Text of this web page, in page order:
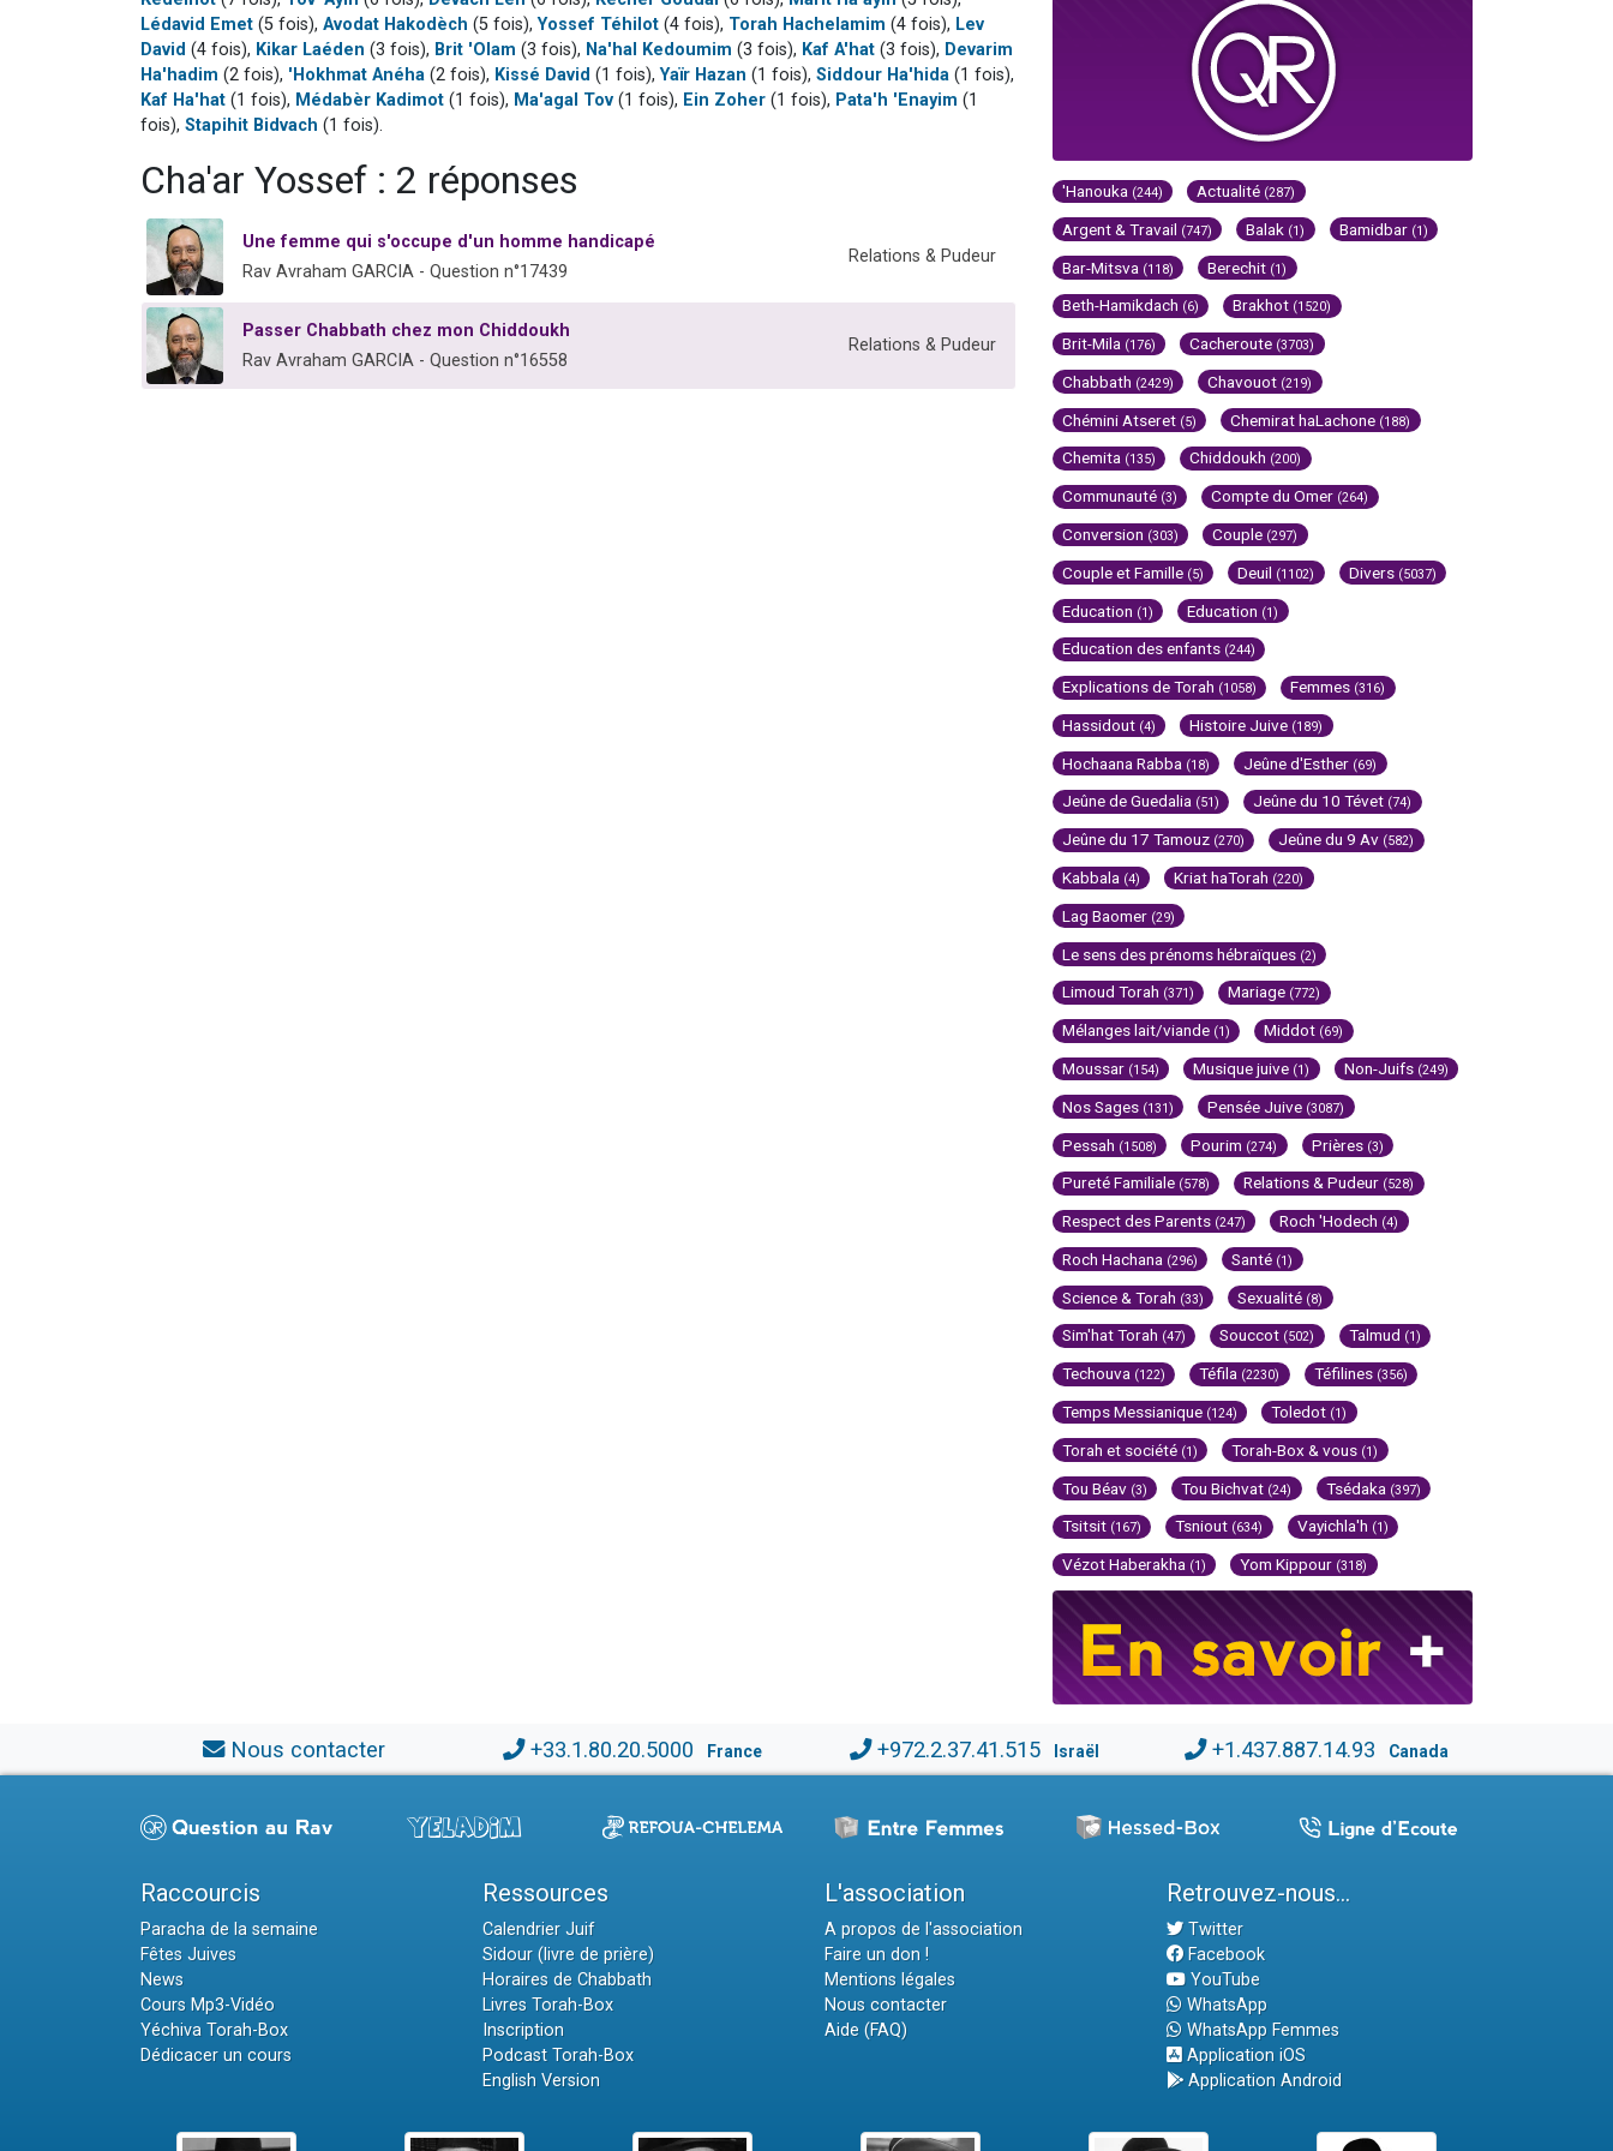
Lédavid Emet (5 fois), Avodat Hakodèch (5 fois),Yossef Téhilot (4 fois), Torah Hachelamim (4 fois), Lev
David (4 fois), Kikar Laéden (3 fois), Brit 'Olam (3 fois), Na'hal Kedoumim (3 fois), Kaf A'hat (3 fois), Devarim
Ha'hadim (2 fois), 'Hokhmat Anéha (2 fois), Kissé David (1 fois),Yaïr Hazan (1 fois), Siddour Ha'hida (1 fois),
Kaf Ha'hat (1 fois), Médabèr Kadimot (1 fois), Ma'agal Tov (1 fois), Ein Zoher (1 fois), Pata'h 'Enayim (1
fois), Stapihit Bidvach (1 fois).
Cha'ar Yossef : 2 réponses
Une femme qui s'occupe d'un homme handicapé
Rav Avraham GARCIA - Question n°17439
Relations & Pudeur
Passer Chabbath chez mon Chiddoukh
Rav Avraham GARCIA - Question n°16558
Relations & Pudeur
'Hanouka (244) Actualité (287)
Argent & Travail (747) Balak (1) Bamidbar (1)
Bar-Mitsva (118) Berechit (1)
Beth-Hamikdach (6) Brakhot (1520)
Brit-Mila (176) Cacheroute (3703)
Chabbath (2429) Chavouot (219)
Chémini Atseret (5) Chemirat haLachone (188)
Chemita (135) Chiddoukh (200)
Communauté (3) Compte du Omer (264)
Conversion (303) Couple (297)
Couple et Famille (5) Deuil (1102) Divers (5037)
Education (1) Education (1)
Education des enfants (244)
Explications de Torah (1058) Femmes (316)
Hassidout (4) Histoire Juive (189)
Hochaana Rabba (18) Jeûne d'Esther (69)
Jeûne de Guedalia (51) Jeûne du 10 Tévet (74)
Jeûne du 17 Tamouz (270) Jeûne du 9 Av (582)
Kabbala (4) Kriat haTorah (220)
Lag Baomer (29)
Le sens des prénoms hébraïques (2)
Limoud Torah (371) Mariage (772)
Mélanges lait/viande (1) Middot (69)
Moussar (154) Musique juive (1) Non-Juifs (249)
Nos Sages (131) Pensée Juive (3087)
Pessah (1508) Pourim (274) Prières (3)
Pureté Familiale (578) Relations & Pudeur (528)
Respect des Parents (247) Roch 'Hodech (4)
Roch Hachana (296) Santé (1)
Science & Torah (33) Sexualité (8)
Sim'hat Torah (47) Souccot (502) Talmud (1)
Techouva (122) Téfila (2230) Téfilines (356)
Temps Messianique (124) Toledot (1)
Torah et société (1) Torah-Box & vous (1)
Tou Béav (3) Tou Bichvat (24) Tsédaka (397)
Tsitsit (167) Tsniout (634) Vayichla'h (1)
Vézot Haberakha (1) Yom Kippour (318)
Nous contacter +33.1.80.20.5000 France +972.2.37.41.515 Israël +1.437.887.14.93 Canada
Raccourcis
Paracha de la semaine
Fêtes Juives
News
Cours Mp3-Vidéo
Yéchiva Torah-Box
Dédicacer un cours
Ressources
Calendrier Juif
Sidour (livre de prière)
Horaires de Chabbath
Livres Torah-Box
Inscription
Podcast Torah-Box
English Version
L'association
A propos de l'association
Faire un don !
Mentions légales
Nous contacter
Aide (FAQ)
Retrouvez-nous...
Twitter
Facebook
YouTube
WhatsApp
WhatsApp Femmes
Application iOS
Application Android